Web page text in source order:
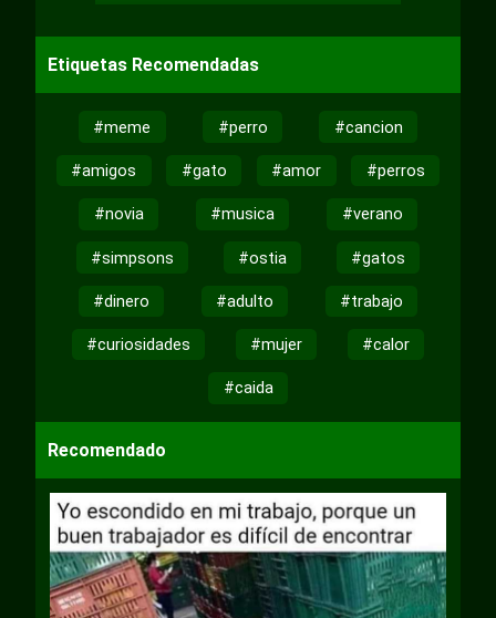
Etiquetas Recomendadas
#meme #perro #cancion
#amigos #gato #amor #perros
#novia #musica #verano
#simpsons #ostia #gatos
#dinero #adulto #trabajo
#curiosidades #mujer #calor
#caida
Recomendado